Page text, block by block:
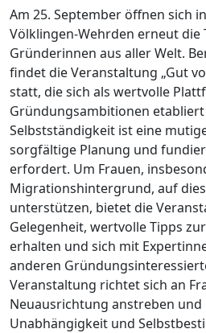
Am 25. September öffnen sich
Völklingen-Wehrden erneut die
Gründerinnen aus aller Welt.
findet die Veranstaltung „Gut
statt, die sich als wertvolle
Gründungsambitionen
Selbstständigkeit ist eine
sorgfältige Planung und
erfordert. Um Frauen,
Migrationshintergrund, auf
unterstützen, bietet die
Gelegenheit, wertvolle Tipps
erhalten und sich mit
anderen
Veranstaltung richtet sich an
Neuausrichtung anstreben und
Unabhängigkeit und